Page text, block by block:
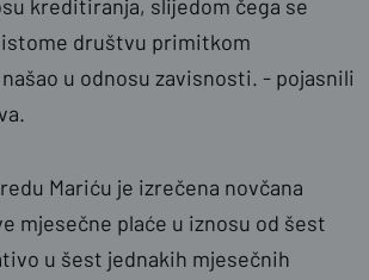
kreditiranja, slijedom čega se
društvu primitkom
u odnosu zavisnosti. - pojasnili
Mariću je izrečena novčana
mjesečne plaće u iznosu od šest
u šest jednakih mjesečnih